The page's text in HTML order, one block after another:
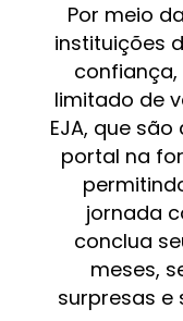
Por meio
instituições
limitado de
EJA, que
portal na
jornada
conclua
meses,
surpresas e